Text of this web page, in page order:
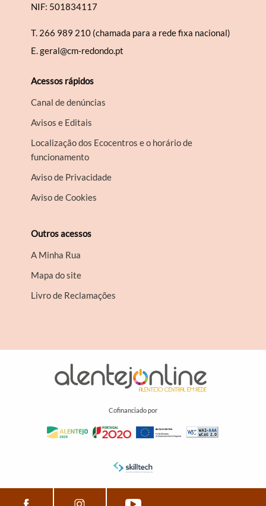
NIF: 501834117
T. 266 989 210 (chamada para a rede fixa nacional)
E.geral@cm-redondo.pt
Acessos rápidos
Canal de denúncias
Avisos e Editais
Localização dos Ecocentros e o horário de
funcionamento
Aviso de Privacidade
Aviso de Cookies
Outros acessos
A Minha Rua
Mapa do site
Livro de Reclamações
Cofinanciado por